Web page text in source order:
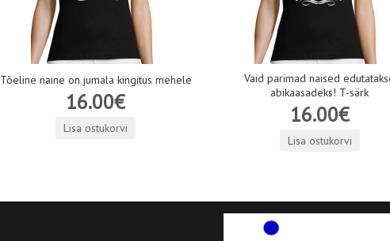
Tõeline naine on jumala kingitus mehele
16.00€
Lisa ostukorvi
Vaid parimad naised
abikaasadeks! T-särk
16.00€
Lisa ostukorvi